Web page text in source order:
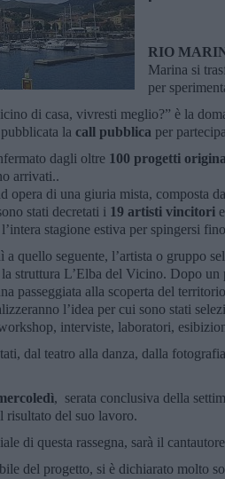
RIO
Marina si
per
di casa, vivresti meglio?” è la
la call pubblica per
dagli oltre 100 progetti
arrivati..
opera di una giuria mista, composta
stati decretati i 19 artisti vincitori
stagione estiva per spingersi
quello seguente, l’artista o gruppo
la struttura L’Elba del Vicino. Dopo
passeggiata alla scoperta del
l’idea per cui sono stati
interviste, laboratori,
dal teatro alla danza, dalla
, serata conclusiva della
risultato del suo lavoro.
di questa rassegna, sarà il cantautore
del progetto, si è dichiarato molto